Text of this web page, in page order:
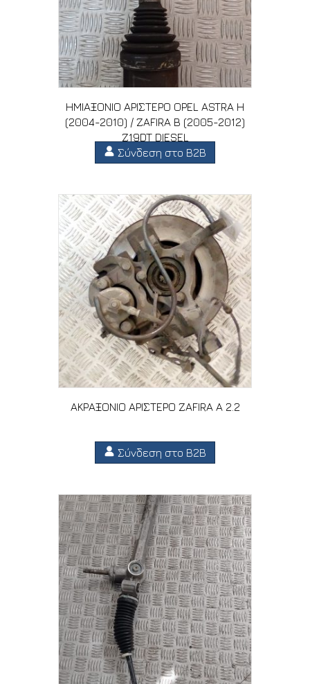
ΗΜΙΑΞΟΝΙΟ ΑΡΙΣΤΕΡΟ OPEL ASTRA H
(2004-2010) / ZAFIRA B (2005-2012)
Z19DT DIESEL
Σύνδεση στο B2B
ΑΚΡΑΞΟΝΙΟ ΑΡΙΣΤΕΡΟ ZAFIRA A 2.2
Σύνδεση στο B2B